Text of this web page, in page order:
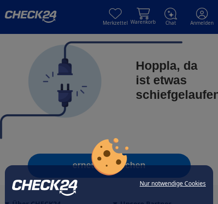
Nur notwendige Cookies
Merkzettel Warenkorb Chat Anmelden
Hoppla, da
ist etwas
erneut versuchen